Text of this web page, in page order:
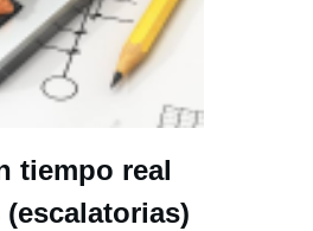
tiempo real